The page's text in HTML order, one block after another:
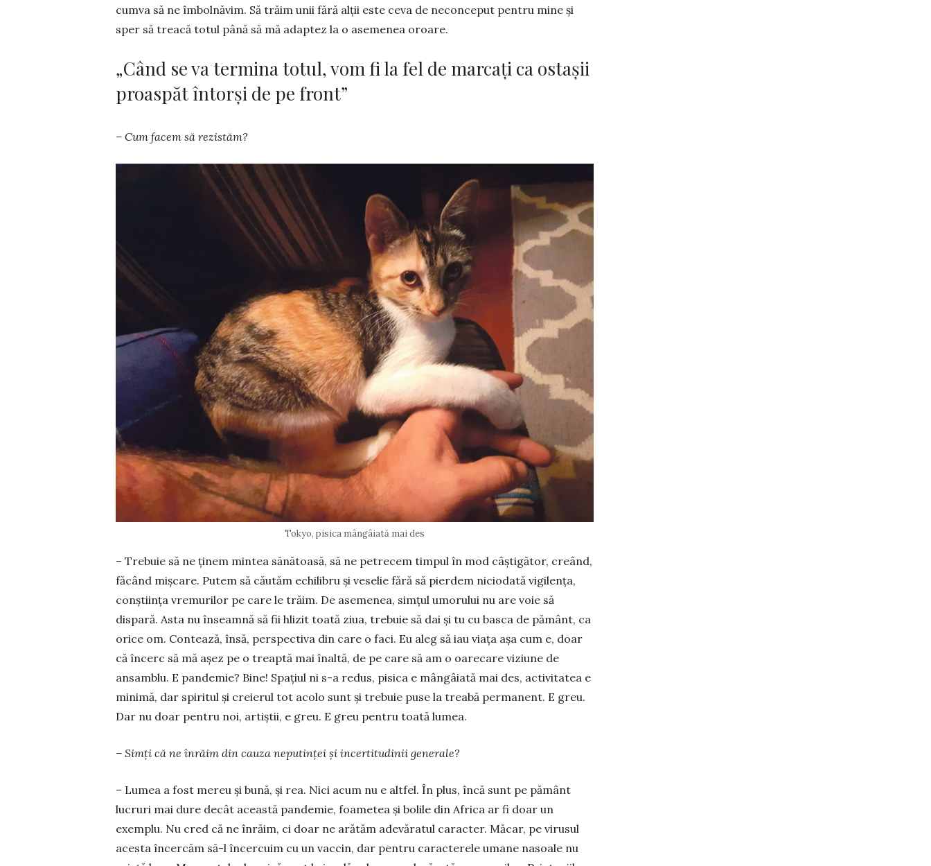
cumva să ne îmbolnăvim. Să trăim unii fără alţii este ceva de neconceput pentru mine şi
sper să treacă totul până să mă adaptez la o asemenea oroare.
„Când se va termina totul, vom fi la fel de marcați ca ostașii
proaspăt întorși de pe front”
– Cum facem să re­zis­tăm?
Tokyo, pisica mângâiată mai des
– Trebuie să ne ţinem mintea sănătoasă, să ne petrecem tim­pul în mod câştigător, creând,
făcând mişcare. Putem să căutăm echilibru şi ve­selie fără să pierdem niciodată vigilenţa,
conştiinţa vremurilor pe care le trăim. De asemenea, simţul umorului nu are voie să
dispară. Asta nu înseamnă să fii hlizit toată ziua, trebuie să dai şi tu cu basca de pământ, ca
orice om. Contează, însă, perspectiva din care o faci. Eu aleg să iau viaţa aşa cum e, doar
că încerc să mă aşez pe o treaptă mai înaltă, de pe care să am o oarecare viziune de
ansamblu. E pan­demie? Bine! Spaţiul ni s-a redus, pisica e mân­gâ­iată mai des, activitatea e
minimă, dar spiritul şi cre­ierul tot acolo sunt şi trebuie puse la treabă perma­nent. E greu.
Dar nu doar pentru noi, artiştii, e greu. E greu pentru toată lumea.
– Simţi că ne înrăim din cauza neputinţei şi incertitudinii generale?
– Lumea a fost mereu şi bună, şi rea. Nici acum nu e altfel. În plus, încă sunt pe pământ
lucruri mai dure decât această pandemie, foametea şi bolile din Africa ar fi doar un
exemplu. Nu cred că ne înrăim, ci doar ne arătăm adevăratul caracter. Măcar, pe virusul
acesta încercăm să-l încercuim cu un vaccin, dar pentru caracterele umane nasoale nu